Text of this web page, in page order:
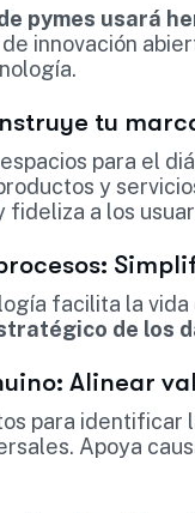
pymes usará
innovación
tu
para el
y
fideliza a los
facilita la
de los
Alinear
para identificar
Apoya